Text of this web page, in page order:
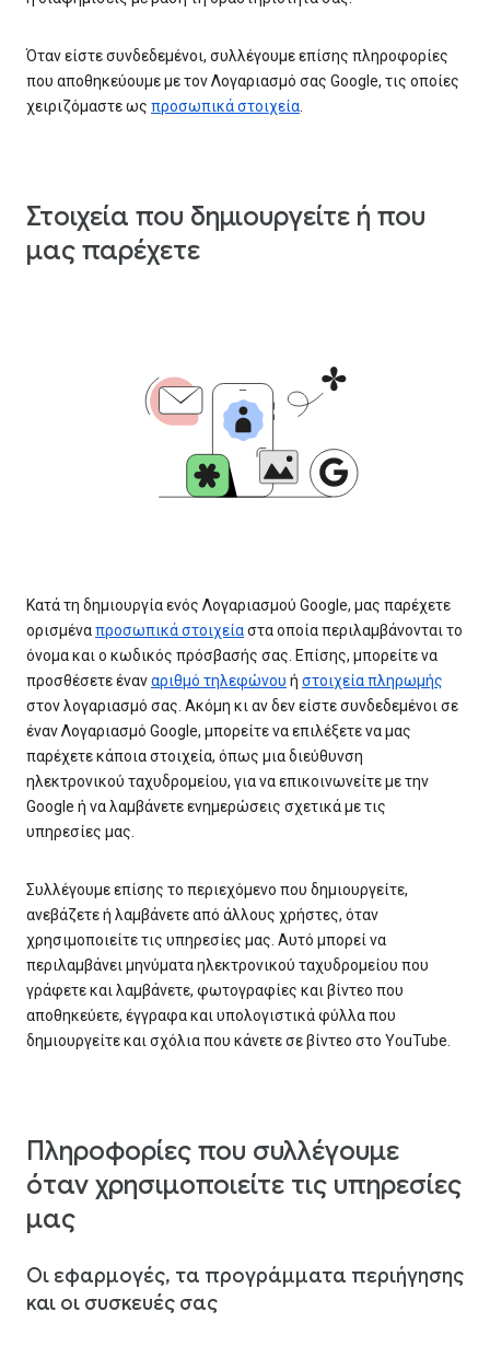
Όταν είστε συνδεδεμένοι, συλλέγουμε επίσης πληροφορίες
που αποθηκεύουμε με τον Λογαριασμό σας Google, τις οποίες
χειριζόμαστε ως προσωπικά στοιχεία
Στοιχεία που δημιουργείτε ή που
μας παρέχετε
Κατά τη δημιουργία ενός Λογαριασμού Google, μας παρέχετε
ορισμέναπροσωπικά στοιχείαστα οποία περιλαμβάνονται το
όνομα και ο κωδικός πρόσβασής σας. Επίσης, μπορείτε να
προσθέσετε έναναριθμό τηλεφώνου ή στοιχεία πληρωμής
στον λογαριασμό σας. Ακόμη κι αν δεν είστε συνδεδεμένοι σε
έναν Λογαριασμό Google, μπορείτε να επιλέξετε να μας
παρέχετε κάποια στοιχεία, όπως μια διεύθυνση
ηλεκτρονικού ταχυδρομείου, για να επικοινωνείτε με την
Google ή να λαμβάνετε ενημερώσεις σχετικά με τις
υπηρεσίες μας.
Συλλέγουμε επίσης το περιεχόμενο που δημιουργείτε,
ανεβάζετε ή λαμβάνετε από άλλους χρήστες, όταν
χρησιμοποιείτε τις υπηρεσίες μας. Αυτό μπορεί να
περιλαμβάνει μηνύματα ηλεκτρονικού ταχυδρομείου που
γράφετε και λαμβάνετε, φωτογραφίες και βίντεο που
αποθηκεύετε, έγγραφα και υπολογιστικά φύλλα που
δημιουργείτε και σχόλια που κάνετε σε βίντεο στο YouTube.
Πληροφορίες που συλλέγουμε
όταν χρησιμοποιείτε τις υπηρεσίες
μας
Οι εφαρμογές, τα προγράμματα περιήγησης
και οι συσκευές σας